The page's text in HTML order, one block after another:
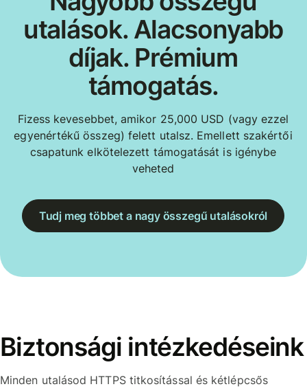
utalások. Alacsonyabb
díjak. Prémium
támogatás.
Fizess kevesebbet, amikor 25,000 USD (vagy ezzel
egyenértékű összeg) felett utalsz. Emellett szakértői
csapatunk elkötelezett támogatását is igénybe
veheted
Tudj meg többet a nagy összegű utalásokról
Biztonsági intézkedéseink
Minden utalásod HTTPS titkosítással és kétlépcsős